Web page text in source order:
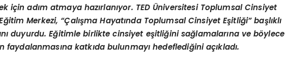
için adım atmaya hazırlanıyor. TED Üniversitesi Toplumsal Cinsiyet
Merkezi, “Çalışma Hayatında Toplumsal Cinsiyet Eşitliği” başlıklı
duyurdu. Eğitimle birlikte cinsiyet eşitliğini sağlamalarına ve böylece
faydalanmasına katkıda bulunmayı hedeflediğini açıkladı.